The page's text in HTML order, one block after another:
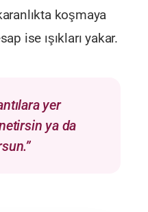
koşmaya
ise ışıkları yakar.
yer
ya da